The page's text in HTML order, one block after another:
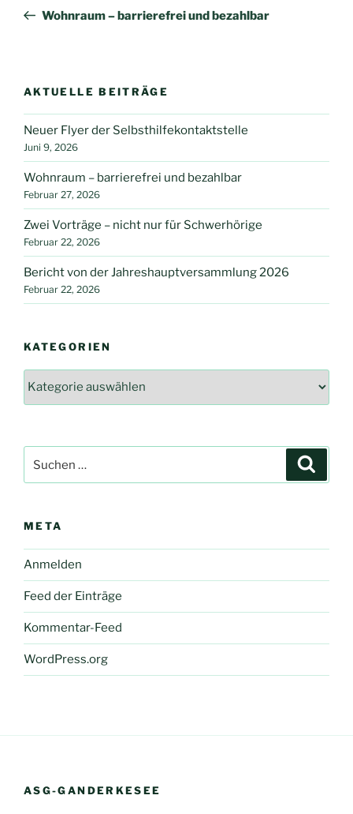
Beitrag
Wohnraum – barrierefrei und bezahlbar
AKTUELLE BEITRÄGE
Neuer Flyer der Selbsthilfekontaktstelle
Juni 9, 2026
Wohnraum – barrierefrei und bezahlbar
Februar 27, 2026
Zwei Vorträge – nicht nur für Schwerhörige
Februar 22, 2026
Bericht von der Jahreshauptversammlung 2026
Februar 22, 2026
KATEGORIEN
nach:
META
Anmelden
Feed der Einträge
Kommentar-Feed
WordPress.org
ASG-GANDERKESEE